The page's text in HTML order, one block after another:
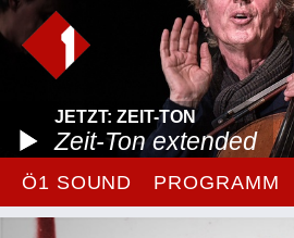
JETZT: ZEIT-TON
Zeit-Ton extended
Ö1 SOUND PROGRAMM